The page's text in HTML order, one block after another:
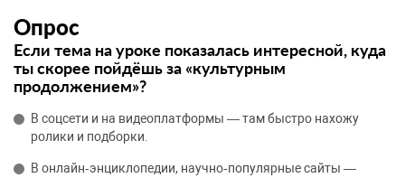
Опрос
Если тема на уроке показалась интересной, куда
ты скорее пойдёшь за «культурным
продолжением»?
В соцсети и на видеоплатформы — там быстро нахожу
ролики и подборки.
В онлайн‑энциклопедии, научно‑популярные сайты —